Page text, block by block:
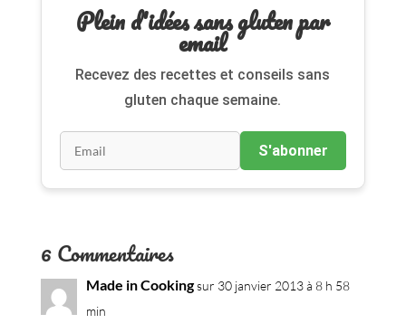
Plein d'idées sans gluten par
email
Recevez des recettes et conseils sans
gluten chaque semaine.
S'abonner
6 Commentaires
Made in Cookingsur 30 janvier 2013 à 8 h 58
min